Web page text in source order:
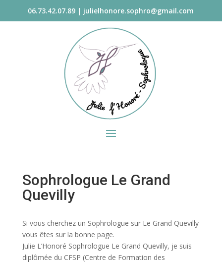
06.73.42.07.89 | julielhonore.sophro@gmail.com
Sophrologue Le Grand
Quevilly
Si vous cherchez un Sophrologue sur Le Grand Quevilly
vous êtes sur la bonne page.
Julie L’Honoré Sophrologue Le Grand Quevilly, je suis
diplômée du CFSP (Centre de Formation des